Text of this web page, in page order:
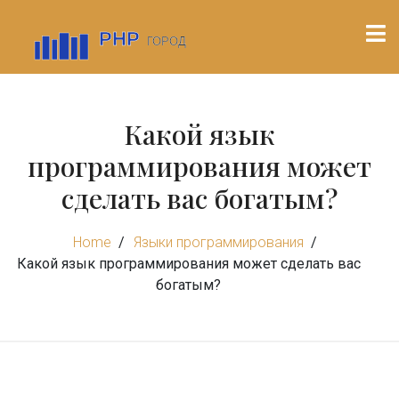
Какой язык
программирования может
сделать вас богатым?
Home
Языки программирования
Какой язык программирования может сделать вас
богатым?